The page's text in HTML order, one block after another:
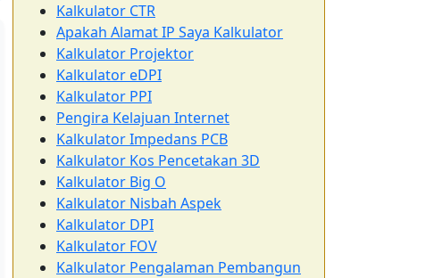
Kalkulator CTR
Apakah Alamat IP Saya Kalkulator
Kalkulator Projektor
Kalkulator eDPI
Kalkulator PPI
Pengira Kelajuan Internet
Kalkulator Impedans PCB
Kalkulator Kos Pencetakan 3D
Kalkulator Big O
Kalkulator Nisbah Aspek
Kalkulator DPI
Kalkulator FOV
Kalkulator Pengalaman Pembangun